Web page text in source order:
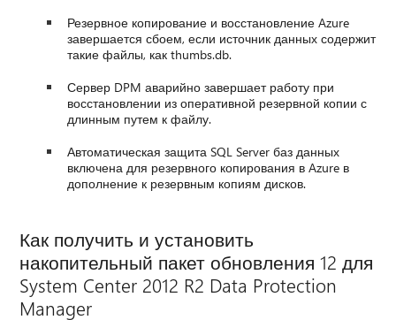
Резервное копирование и восстановление Azure
завершается сбоем, если источник данных содержит
такие файлы, как thumbs.db.
Сервер DPM аварийно завершает работу при
восстановлении из оперативной резервной копии с
длинным путем к файлу.
Автоматическая защита SQL Server баз данных
включена для резервного копирования в Azure в
дополнение к резервным копиям дисков.
Как получить и установить
накопительный пакет обновления 12 для
System Center 2012 R2 Data Protection
Manager